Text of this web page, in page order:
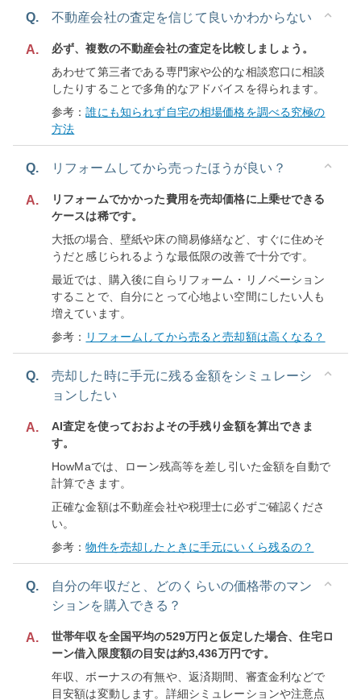
Q. 不動産会社の査定を信じて良いかわからない
A.
必ず、複数の不動産会社の査定を比較しましょう。
あわせて第三者である専門家や公的な相談窓口に相談
したりすることで多角的なアドバイスを得られます。
参考：誰にも知られず自宅の相場価格を調べる究極の
方法
Q. リフォームしてから売ったほうが良い？
A.
リフォームでかかった費用を売却価格に上乗せできる
ケースは稀です。
大抵の場合、壁紙や床の簡易修繕など、すぐに住めそ
うだと感じられるような最低限の改善で十分です。
最近では、購入後に自らリフォーム・リノベーション
することで、自分にとって心地よい空間にしたい人も
増えています。
参考： リフォームしてから売ると売却額は高くなる？
Q.
売却した時に手元に残る金額をシミュレーシ
ョンしたい
A.
AI査定を使っておおよその手残り金額を算出できま
す。
HowMaでは、ローン残高等を差し引いた金額を自動で
計算できます。
正確な金額は不動産会社や税理士に必ずご確認くださ
い。
参考：物件を売却したときに手元にいくら残るの？
Q.
自分の年収だと、どのくらいの価格帯のマン
ションを購入できる？
A.
世帯年収を全国平均の529万円と仮定した場合、住宅ロ
ーン借入限度額の目安は約3,436万円です。
年収、ボーナスの有無や、返済期間、審査金利などで
目安額は変動します。詳細シミュレーションや注意点